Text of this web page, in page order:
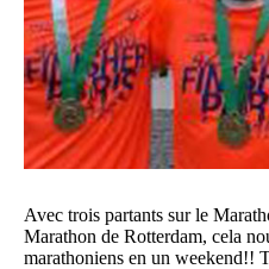
Avec trois partants sur le
Marathon de Rotterdam, cela
marathoniens en un weekend!!